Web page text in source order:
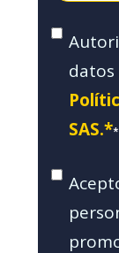
datos
SAS.**